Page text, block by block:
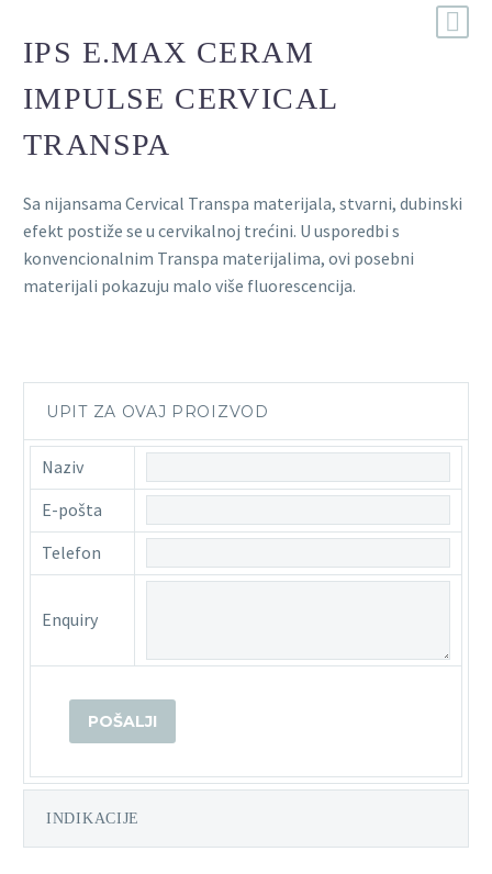
IPS E.MAX CERAM
IMPULSE CERVICAL
TRANSPA
Sa nijansama Cervical Transpa materijala, stvarni, dubinski
efekt postiže se u cervikalnoj trećini. U usporedbi s
konvencionalnim Transpa materijalima, ovi posebni
materijali pokazuju malo više fluorescencija.
UPIT ZA OVAJ PROIZVOD
Naziv
E-pošta
Telefon
Enquiry
INDIKACIJE